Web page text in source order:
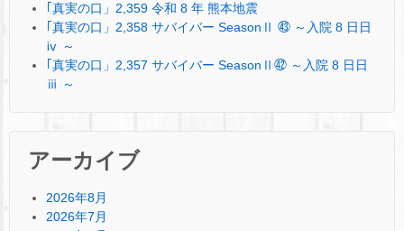
｢真実の口」2,359 令和 8 年 熊本地震
｢真実の口」2,358 サバイバー SeasonⅡ ㊸ ～入院 8 日日
ⅳ ～
｢真実の口」2,357 サバイバー SeasonⅡ㊷ ～入院 8 日日
ⅲ ～
アーカイブ
2026年8月
2026年7月